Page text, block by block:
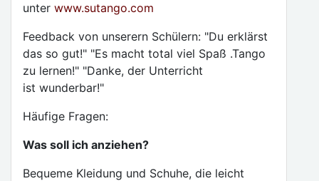
unter www.sutango.com
Feedback von unserern Schülern: "Du erklärst
das so gut!" "Es macht total viel Spaß .Tango
zu lernen!" "Danke, der Unterricht
ist wunderbar!"
Häufige Fragen:
Was soll ich anziehen?
Bequeme Kleidung und Schuhe, die leicht